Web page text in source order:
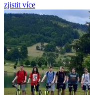
zjistit více